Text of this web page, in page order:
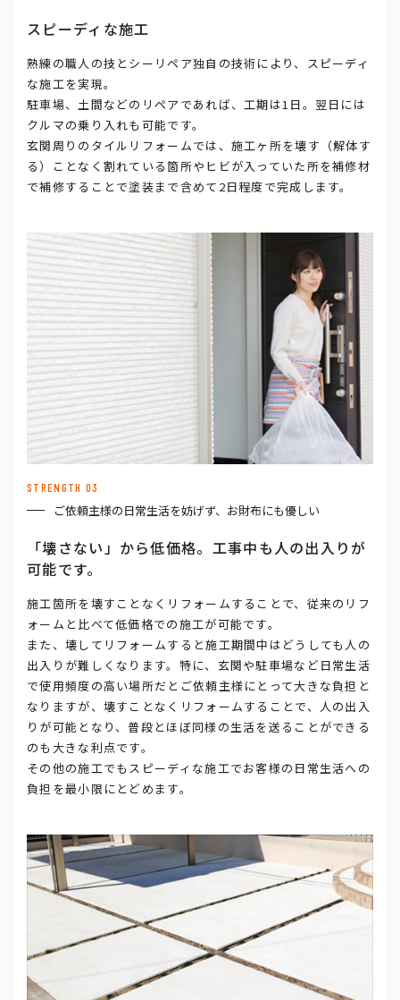
スピーディな施工
熟練の職人の技とシーリペア独自の技術により、スピーディ
な施工を実現。
駐車場、土間などのリペアであれば、工期は1日。翌日には
クルマの乗り入れも可能です。
玄関周りのタイルリフォームでは、施工ヶ所を壊す（解体す
る）ことなく割れている箇所やヒビが入っていた所を補修材
で補修することで塗装まで含めて2日程度で完成します。
STRENGTH 03
ご依頼主様の日常生活を妨げず、お財布にも優しい
「壊さない」から低価格。工事中も人の出入りが
可能です。
施工箇所を壊すことなくリフォームすることで、従来のリフ
ォームと比べて低価格での施工が可能です。
また、壊してリフォームすると施工期間中はどうしても人の
出入りが難しくなります。特に、玄関や駐車場など日常生活
で使用頻度の高い場所だとご依頼主様にとって大きな負担と
なりますが、壊すことなくリフォームすることで、人の出入
りが可能となり、普段とほぼ同様の生活を送ることができる
のも大きな利点です。
その他の施工でもスピーディな施工でお客様の日常生活への
負担を最小限にとどめます。